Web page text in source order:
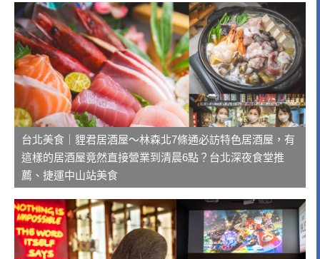
台北美食｜貍君居酒屋～林森北7條通必訪特色居酒屋，有
這樣的居酒屋竟然直接營業到清晨6點？台北深夜食堂推
薦、捷運中山站美食